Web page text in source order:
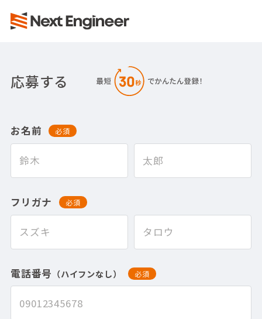
応募する
お名前 必須
フリガナ 必須
電話番号 （ハイフンなし） 必須